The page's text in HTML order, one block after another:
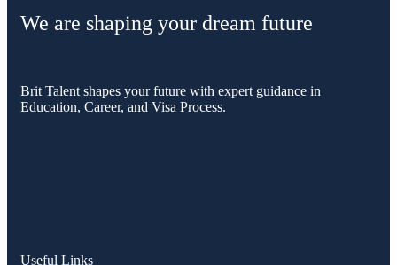
We are shaping your dream future
Brit Talent shapes your future with expert guidance in
Education, Career, and Visa Process.
Useful Links